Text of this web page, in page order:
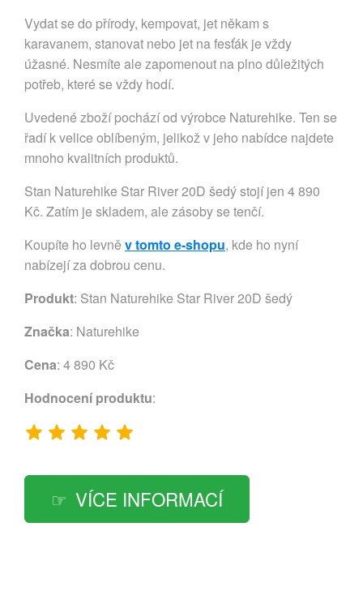
Vydat se do přírody, kempovat, jet někam s
karavanem, stanovat nebo jet na fesťák je vždy
úžasné. Nesmíte ale zapomenout na plno důležitých
potřeb, které se vždy hodí.
Uvedené zboží pochází od výrobce Naturehike. Ten se
řadí k velice oblíbeným, jelikož v jeho nabídce najdete
mnoho kvalitních produktů.
Stan Naturehike Star River 20D šedý stojí jen 4 890
Kč. Zatím je skladem, ale zásoby se tenčí.
Koupíte ho levně v tomto e-shopu, kde ho nyní
nabízejí za dobrou cenu.
Produkt: Stan Naturehike Star River 20D šedý
Značka: Naturehike
Cena: 4 890 Kč
Hodnocení produktu:
VÍCE INFORMACÍ